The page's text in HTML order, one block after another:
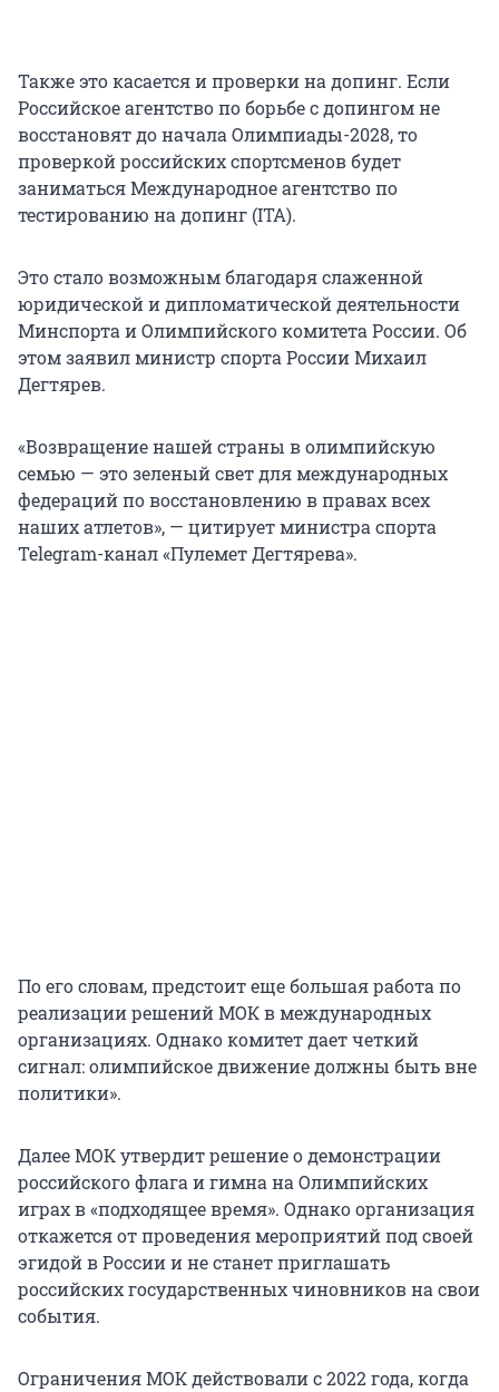
Также это касается и проверки на допинг. Если
Российское агентство по борьбе с допингом не
восстановят до начала Олимпиады-2028, то
проверкой российских спортсменов будет
заниматься Международное агентство по
тестированию на допинг (ITA).
Это стало возможным благодаря слаженной
юридической и дипломатической деятельности
Минспорта и Олимпийского комитета России. Об
этом заявил министр спорта России Михаил
Дегтярев.
«Возвращение нашей страны в олимпийскую
семью — это зеленый свет для международных
федераций по восстановлению в правах всех
наших атлетов», — цитирует министра спорта
Telegram-канал «Пулемет Дегтярева».
По его словам, предстоит еще большая работа по
реализации решений МОК в международных
организациях. Однако комитет дает четкий
сигнал: олимпийское движение должны быть вне
политики».
Далее МОК утвердит решение о демонстрации
российского флага и гимна на Олимпийских
играх в «подходящее время». Однако организация
откажется от проведения мероприятий под своей
эгидой в России и не станет приглашать
российских государственных чиновников на свои
события.
Ограничения МОК действовали с 2022 года, когда